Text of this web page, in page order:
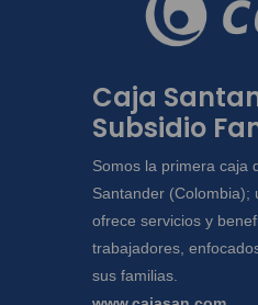
Caja
Subsidio
Somos la primera caja
Santander (Colombia);
ofrece servicios y
trabajadores,
sus familias.